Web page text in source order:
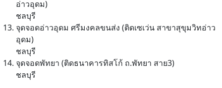
อ่าวอุดม)
ชลบุรี
จุดจอดอ่าวอุดม ศรีมงคลขนส่ง (ติดเซเว่น สาขาสุขุมวิทอ่าว
อุดม)
ชลบุรี
จุดจอดพัทยา (ติดธนาคารทิสโก้ ถ.พัทยา สาย3)
ชลบุรี